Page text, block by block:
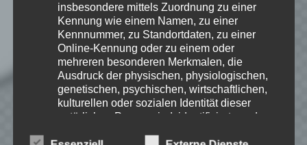
EmKa
Ich bin leidenschaftlicher
Gamer und schaue mir
eigentlich alles Neue an.
Jedes Spiel hat seine faire
jemandem das Hobby Videospielen näher
insbesondere mittels Zuordnung zu einer
Kennung wie einem Namen, zu einer
Kennnummer, zu Standortdaten, zu einer
Online-Kennung oder zu einem oder
mehreren besonderen Merkmalen, die
Ausdruck der physischen, physiologischen,
genetischen, psychischen, wirtschaftlichen,
kulturellen oder sozialen Identität dieser
natürlichen Person sind, identifiziert werden